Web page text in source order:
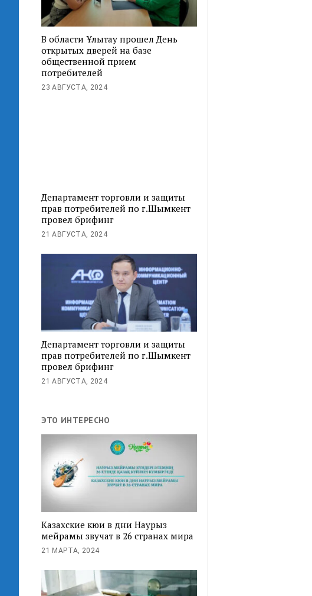
В области Ұлытау прошел День
открытых дверей на базе
общественной прием
потребителей
23 АВГУСТА, 2024
Департамент торговли и защиты
прав потребителей по г.Шымкент
провел брифинг
21 АВГУСТА, 2024
Департамент торговли и защиты
прав потребителей по г.Шымкент
провел брифинг
21 АВГУСТА, 2024
ЭТО ИНТЕРЕСНО
Казахские кюи в дни Наурыз
мейрамы звучат в 26 странах мира
21 МАРТА, 2024